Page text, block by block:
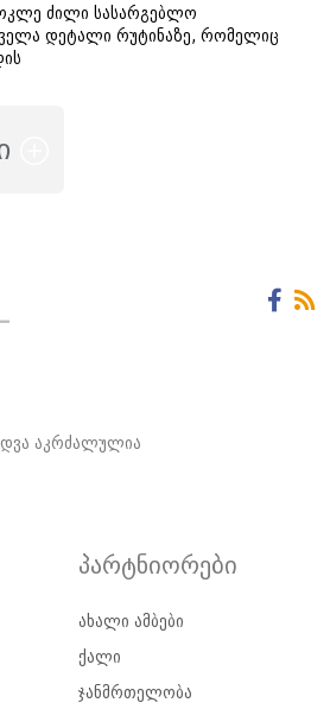
ძილი სასარგებლო
დეტალი რუტინაზე, რომელიც
აკრძალულია
პარტნიორები
ახალი ამბები
ქალი
ჯანმრთელობა